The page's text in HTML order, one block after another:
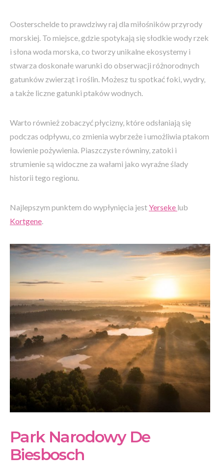
Oosterschelde to prawdziwy raj dla miłośników przyrody
morskiej. To miejsce, gdzie spotykają się słodkie wody rzek
i słona woda morska, co tworzy unikalne ekosystemy i
stwarza doskonałe warunki do obserwacji różnorodnych
gatunków zwierząt i roślin. Możesz tu spotkać foki, wydry,
a także liczne gatunki ptaków wodnych.
Warto również zobaczyć płycizny, które odsłaniają się
podczas odpływu, co zmienia wybrzeże i umożliwia ptakom
łowienie pożywienia. Piaszczyste równiny, zatoki i
strumienie są widoczne za wałami jako wyraźne ślady
historii tego regionu.
Najlepszym punktem do wypłynięcia jestYerseke lub
Kortgene.
Park Narodowy De
Biesbosch